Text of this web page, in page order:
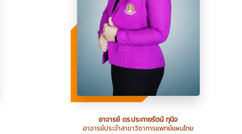
อาจารย์ ดร.ประกายรัตน์ ทุนิจ
อาจารย์ประจำสาขาวิชาการแพทย์แผนไทย